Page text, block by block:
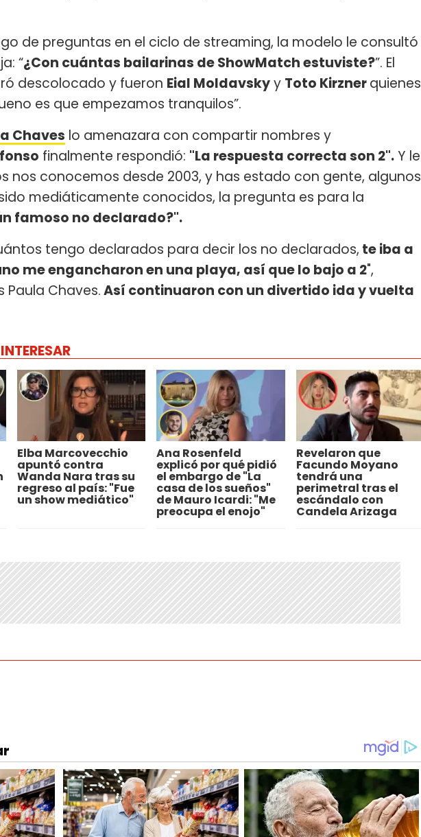
de preguntas en el ciclo de streaming, la modelo le consultó
“¿Con cuántas bailarinas de ShowMatch estuviste?”. El
descolocado y fueron Eial Moldavskyy Toto Kirznerquienes
es que empezamos tranquilos”.
Chaves lo amenazara con compartir nombres y
finalmente respondió: "La respuesta correcta son 2".Y le
nos conocemos desde 2003, y has estado con gente, algunos
mediáticamente conocidos, la pregunta es para la
famoso no declarado?".
tengo declarados para decir los no declarados, te iba a
me engancharon en una playa, así que lo bajo a 2",
Paula Chaves.Así continuaron con un divertido ida y vuelta
Elba Marcovecchio
apuntó contra
Wanda Nara tras su
regreso al país: "Fue
un show mediático"
Ana Rosenfeld
explicó por qué pidió
el embargo de "La
casa de los sueños"
de Mauro Icardi: "Me
preocupa el enojo"
Revelaron que
Facundo Moyano
tendrá una
perimetral tras el
escándalo con
Candela Arizaga